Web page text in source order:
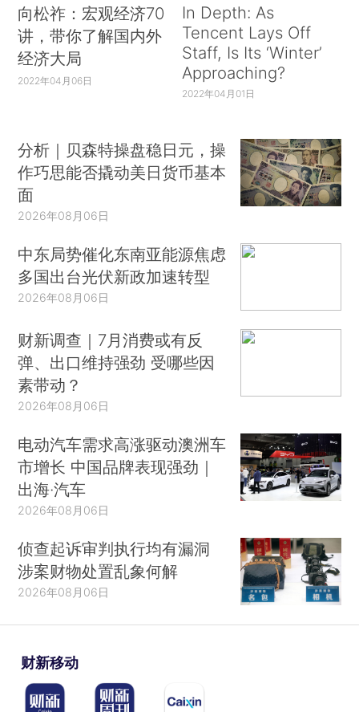
向松祚：宏观经济70
讲，带你了解国内外
经济大局
2022年04月06日
In Depth: As
Tencent Lays Off
Staff, Is Its ‘Winter’
Approaching?
2022年04月01日
分析｜贝森特操盘稳日元，操
作巧思能否撬动美日货币基本
面
2026年08月06日
中东局势催化东南亚能源焦虑
多国出台光伏新政加速转型
2026年08月06日
财新调查｜7月消费或有反
弹、出口维持强劲 受哪些因
素带动？
2026年08月06日
电动汽车需求高涨驱动澳洲车
市增长 中国品牌表现强劲｜
出海·汽车
2026年08月06日
侦查起诉审判执行均有漏洞
涉案财物处置乱象何解
2026年08月06日
财新移动